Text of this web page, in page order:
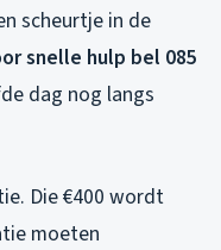
scheurtje in de
snelle hulp bel 085
dag nog langs
Die €400 wordt
moeten